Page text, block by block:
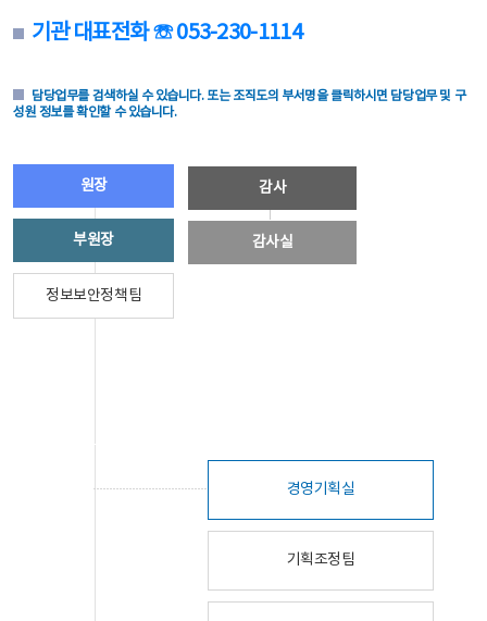
기관 대표전화 ☏ 053-230-1114
담당업무를 검색하실 수 있습니다. 또는 조직도의 부서명을 클릭하시면 담당업무 및 구
성원 정보를 확인할 수 있습니다.
원장
부원장
정보보안정책팀
감사
감사실
경영기획실
기획조정팀